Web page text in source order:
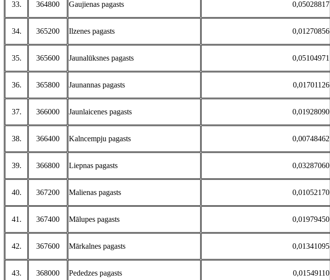
33. 364800 Gaujienas pagasts 0,05028817
34. 365200 Ilzenes pagasts 0,01270856
35. 365600 Jaunalūksnes pagasts 0,05104971
36. 365800 Jaunannas pagasts 0,01701126
37. 366000 Jaunlaicenes pagasts 0,01928090
38. 366400 Kalncempju pagasts 0,00748462
39. 366800 Liepnas pagasts 0,03287060
40. 367200 Malienas pagasts 0,01052170
41. 367400 Mālupes pagasts 0,01979450
42. 367600 Mārkalnes pagasts 0,01341095
43. 368000 Pededzes pagasts 0,01549110